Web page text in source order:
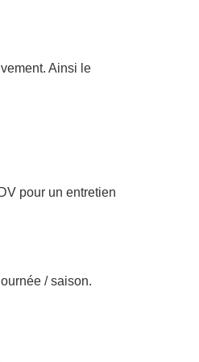
Ainsi le
pour un entretien
/ saison.